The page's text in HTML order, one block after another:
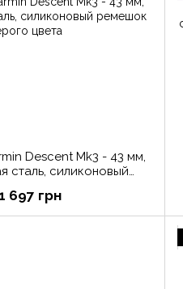
Descent Mk3 - 43 мм,
сталь, силиконовый
697 грн